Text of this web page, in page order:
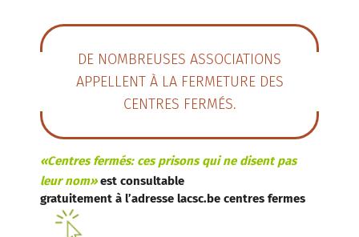
DE NOMBREUSES ASSOCIATIONS
APPELLENT À LA FERMETURE DES
CENTRES FERMÉS.
«Centres fermés: ces prisons qui ne disent pas
leur nom»est consultable
gratuitement à l’adresse lacsc.be centres fermes